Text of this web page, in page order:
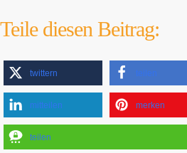
Teile diesen Beitrag:
twittern teilen
mitteilen merken
teilen